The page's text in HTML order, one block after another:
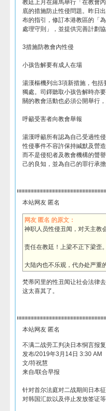
教廷上月在羅馬舉行「在教會
底的措施防止性侵問題。昨日
布的指引，修訂本港教區的「
處理守則」，並提供完善計劃
3措施防教會內性侵
小孩告解要有成人在場
湯漢樞機列出3項新措施，包
獨處。司鐸聽取小孩告解時亦
關的教會活動也必須公開舉行
呼籲受害者向教會舉報
湯漢呼籲所有認為自己受過性
性侵事件不容許保持緘默及營
而不是侵犯者及教會機構的聲
己的良知，並為自己的罪行承擔
本站网友 匿名
网友 匿名 的原文：
神职人员性侵丑闻，对天主教
责任在教廷！上梁不正下梁歪。
大陆内也不乐观，代办处严重
梵蒂冈里的性丑闻让社会法律
这太喜其了。
本站网友 匿名
不满二战劳工判决日本恫言报
发布/2019年3月14日 3:30 AM
文/符祝慧
来自/联合早报
针对首尔法庭对二战期间日本
对韩国汇款以及停止发放签证等